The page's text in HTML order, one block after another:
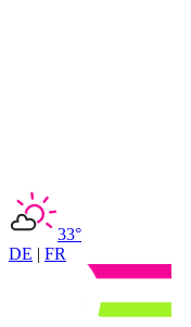
33°
DE | FR